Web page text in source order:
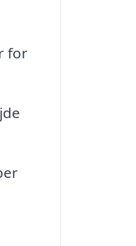
for